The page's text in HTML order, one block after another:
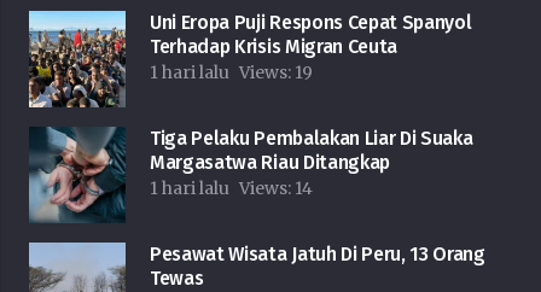
Uni Eropa Puji Respons Cepat Spanyol
Terhadap Krisis Migran Ceuta
1 hari lalu Views: 19
Tiga Pelaku Pembalakan Liar Di Suaka
Margasatwa Riau Ditangkap
1 hari lalu Views: 14
Pesawat Wisata Jatuh Di Peru, 13 Orang
Tewas